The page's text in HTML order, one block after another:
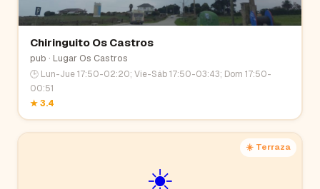
Chiringuito Os Castros
pub · Lugar Os Castros
🕒 Lun-Jue 17:50-02:20; Vie-Sáb 17:50-03:43; Dom 17:50-
00:51
★3.4
☀️
☀️ Terraza